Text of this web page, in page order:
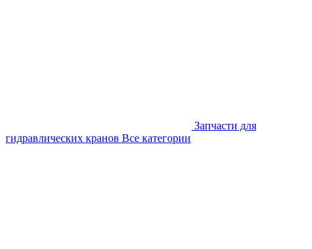
Запчасти для
гидравлических кранов Все категории